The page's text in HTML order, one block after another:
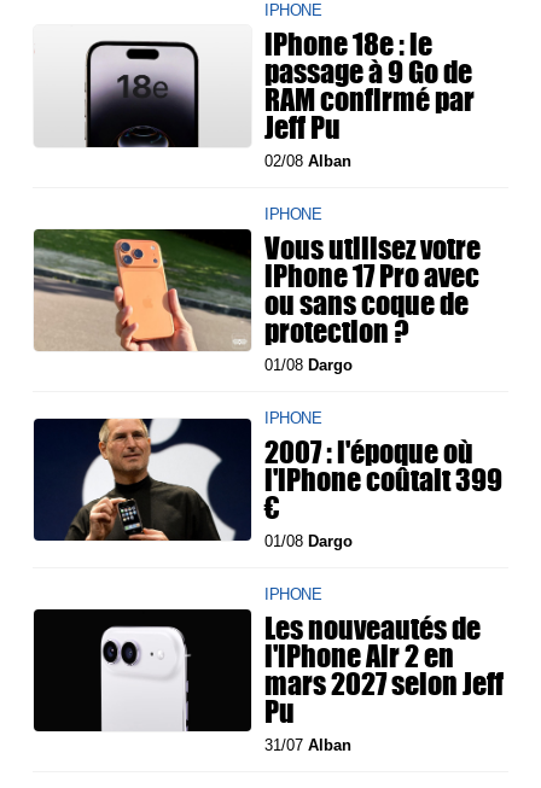
IPHONE
iPhone 18e : le
passage à 9 Go de
RAM confirmé par
Jeff Pu
02/08Alban
IPHONE
Vous utilisez votre
iPhone 17 Pro avec
ou sans coque de
protection ?
01/08 Dargo
IPHONE
2007 : l'époque où
l'iPhone coûtait 399
€
01/08 Dargo
IPHONE
Les nouveautés de
l'iPhone Air 2 en
mars 2027 selon Jeff
Pu
31/07Alban